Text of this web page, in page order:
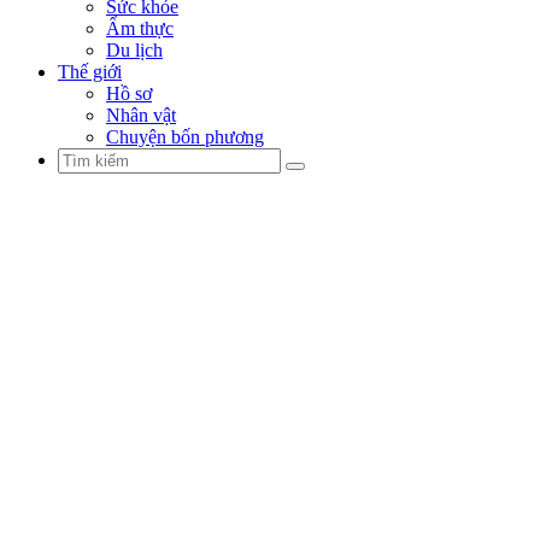
Sức khỏe
Ẩm thực
Du lịch
Thế giới
Hồ sơ
Nhân vật
Chuyện bốn phương